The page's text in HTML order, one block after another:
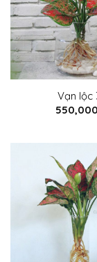
Vạn lộc
550,000